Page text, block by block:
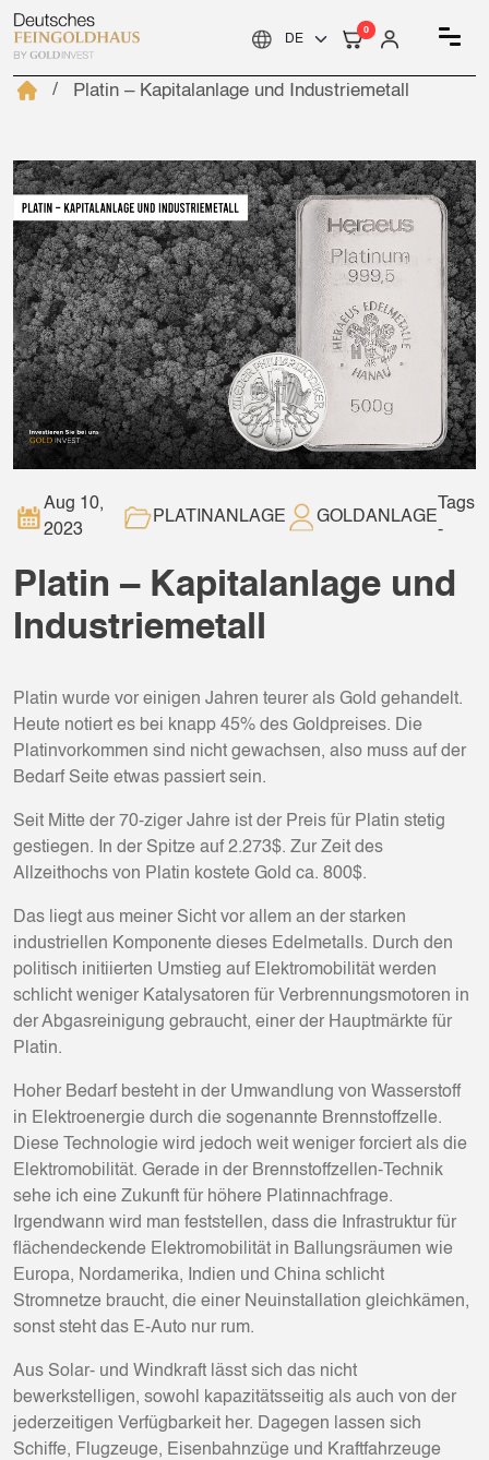
0
Platin – Kapitalanlage und Industriemetall
Aug 10,
2023
PLATINANLAGE GOLDANLAGE
Tags
-
Platin – Kapitalanlage und
Industriemetall
Platin wurde vor einigen Jahren teurer als Gold gehandelt.
Heute notiert es bei knapp 45% des Goldpreises. Die
Platinvorkommen sind nicht gewachsen, also muss auf der
Bedarf Seite etwas passiert sein.
Seit Mitte der 70-ziger Jahre ist der Preis für Platin stetig
gestiegen. In der Spitze auf 2.273$. Zur Zeit des
Allzeithochs von Platin kostete Gold ca. 800$.
Das liegt aus meiner Sicht vor allem an der starken
industriellen Komponente dieses Edelmetalls. Durch den
politisch initiierten Umstieg auf Elektromobilität werden
schlicht weniger Katalysatoren für Verbrennungsmotoren in
der Abgasreinigung gebraucht, einer der Hauptmärkte für
Platin.
Hoher Bedarf besteht in der Umwandlung von Wasserstoff
in Elektroenergie durch die sogenannte Brennstoffzelle.
Diese Technologie wird jedoch weit weniger forciert als die
Elektromobilität. Gerade in der Brennstoffzellen-Technik
sehe ich eine Zukunft für höhere Platinnachfrage.
Irgendwann wird man feststellen, dass die Infrastruktur für
flächendeckende Elektromobilität in Ballungsräumen wie
Europa, Nordamerika, Indien und China schlicht
Stromnetze braucht, die einer Neuinstallation gleichkämen,
sonst steht das E-Auto nur rum.
Aus Solar- und Windkraft lässt sich das nicht
bewerkstelligen, sowohl kapazitätsseitig als auch von der
jederzeitigen Verfügbarkeit her. Dagegen lassen sich
Schiffe, Flugzeuge, Eisenbahnzüge und Kraftfahrzeuge